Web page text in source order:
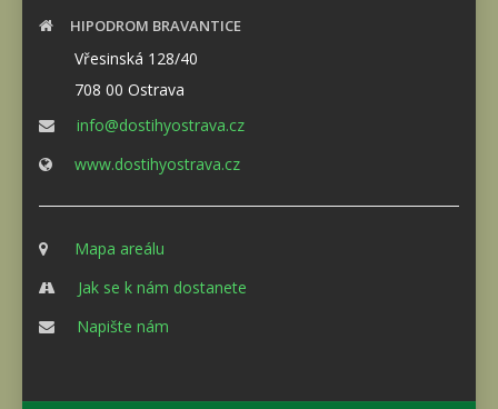
HIPODROM BRAVANTICE
Vřesinská 128/40
708 00 Ostrava
info@dostihyostrava.cz
www.dostihyostrava.cz
Mapa areálu
Jak se k nám dostanete
Napište nám